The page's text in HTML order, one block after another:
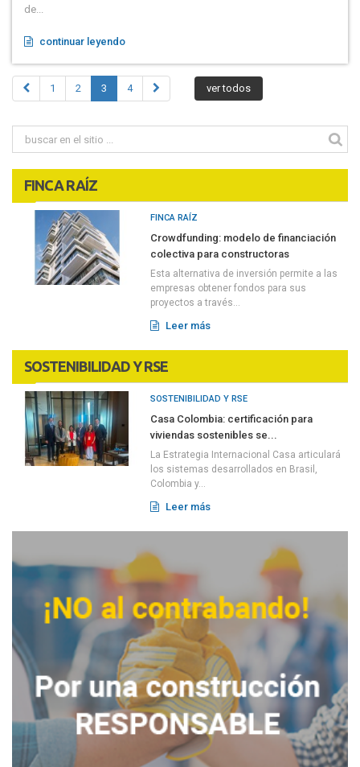
de...
continuar leyendo
1 2 3 4 ver todos
FINCA RAÍZ
FINCA RAÍZ
Crowdfunding: modelo de financiación
colectiva para constructoras
Esta alternativa de inversión permite a las
empresas obtener fondos para sus
proyectos a través...
Leer más
SOSTENIBILIDAD Y RSE
SOSTENIBILIDAD Y RSE
Casa Colombia: certificación para
viviendas sostenibles se...
La Estrategia Internacional Casa articulará
los sistemas desarrollados en Brasil,
Colombia y...
Leer más